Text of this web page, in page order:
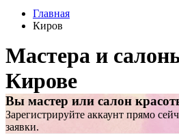
Главная
Киров
Мастера и
Кирове
Вы мастер или салон
Зарегистрируйте аккаунт прямо
заявки.